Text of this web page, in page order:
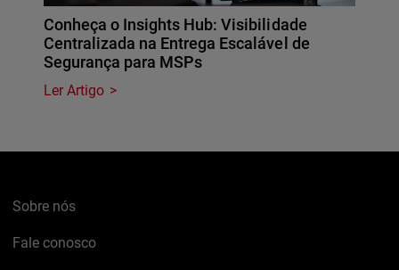
Conheça o Insights Hub: Visibilidade
Centralizada na Entrega Escalável de
Segurança para MSPs
Ler Artigo
Sobre nós
Fale conosco